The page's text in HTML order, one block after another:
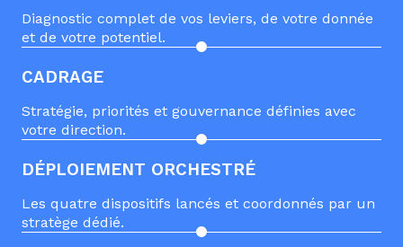
Diagnostic complet de vos leviers, de votre donnée
et de votre potentiel.
CADRAGE
Stratégie, priorités et gouvernance définies avec
votre direction.
DÉPLOIEMENT ORCHESTRÉ
Les quatre dispositifs lancés et coordonnés par un
stratège dédié.